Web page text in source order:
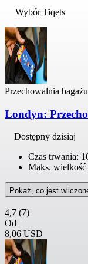
Wybór Tiqets
Przechowalnia bagażu
Londyn:
Dostępny dzisiaj
Czas trwania:
Maks. wielkość
Pokaż, co jest
4,7 (7)
Od
8,06 USD